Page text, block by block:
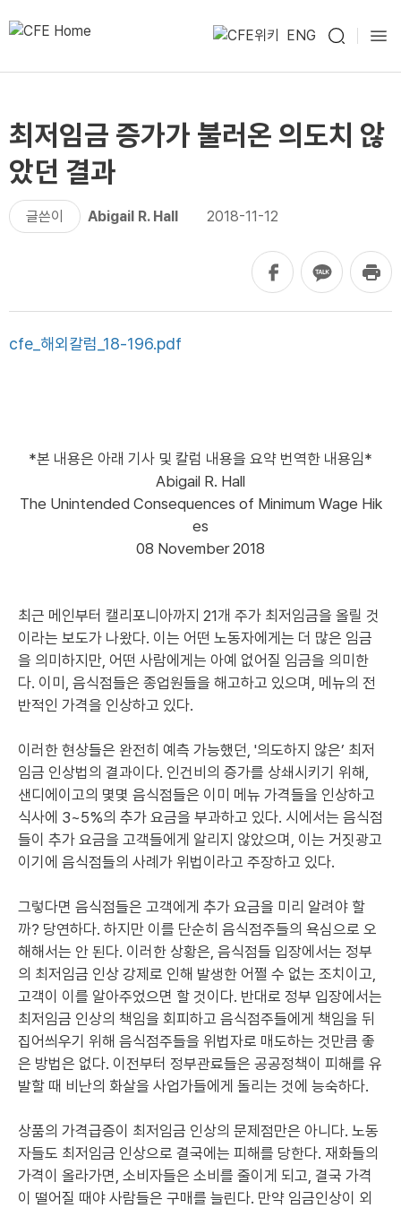
ENG
최저임금 증가가 불러온 의도치 않
았던 결과
글쓴이 Abigail R. Hall 2018-11-12
cfe_해외칼럼_18-196.pdf
*본 내용은 아래 기사 및 칼럼 내용을 요약 번역한 내용임*
Abigail R. Hall
The Unintended Consequences of Minimum Wage Hik
es
08 November 2018
최근 메인부터 캘리포니아까지 21개 주가 최저임금을 올릴 것
이라는 보도가 나왔다. 이는 어떤 노동자에게는 더 많은 임금
을 의미하지만, 어떤 사람에게는 아예 없어질 임금을 의미한
다. 이미, 음식점들은 종업원들을 해고하고 있으며, 메뉴의 전
반적인 가격을 인상하고 있다.
이러한 현상들은 완전히 예측 가능했던, '의도하지 않은’ 최저
임금 인상법의 결과이다. 인건비의 증가를 상쇄시키기 위해,
샌디에이고의 몇몇 음식점들은 이미 메뉴 가격들을 인상하고
식사에 3~5%의 추가 요금을 부과하고 있다. 시에서는 음식점
들이 추가 요금을 고객들에게 알리지 않았으며, 이는 거짓광고
이기에 음식점들의 사례가 위법이라고 주장하고 있다.
그렇다면 음식점들은 고객에게 추가 요금을 미리 알려야 할
까? 당연하다. 하지만 이를 단순히 음식점주들의 욕심으로 오
해해서는 안 된다. 이러한 상황은, 음식점들 입장에서는 정부
의 최저임금 인상 강제로 인해 발생한 어쩔 수 없는 조치이고,
고객이 이를 알아주었으면 할 것이다. 반대로 정부 입장에서는
최저임금 인상의 책임을 회피하고 음식점주들에게 책임을 뒤
집어씌우기 위해 음식점주들을 위법자로 매도하는 것만큼 좋
은 방법은 없다. 이전부터 정부관료들은 공공정책이 피해를 유
발할 때 비난의 화살을 사업가들에게 돌리는 것에 능숙하다.
상품의 가격급증이 최저임금 인상의 문제점만은 아니다. 노동
자들도 최저임금 인상으로 결국에는 피해를 당한다. 재화들의
가격이 올라가면, 소비자들은 소비를 줄이게 되고, 결국 가격
이 떨어질 때야 사람들은 구매를 늘린다. 만약 임금인상이 외